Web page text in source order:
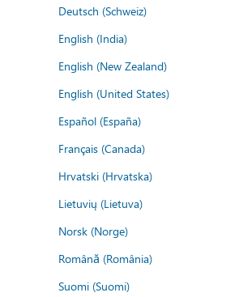
Deutsch (Schweiz)
English (India)
English (New Zealand)
English (United States)
Español (España)
Français (Canada)
Hrvatski (Hrvatska)
Lietuvių (Lietuva)
Norsk (Norge)
Română (România)
Suomi (Suomi)